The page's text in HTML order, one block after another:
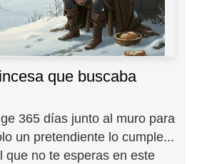
que buscaba
365 días junto al muro para
un pretendiente lo cumple...
que no te esperas en este